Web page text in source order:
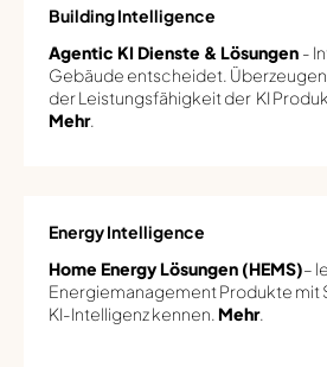
Building Intelligence
Agentic KI Dienste & Lösungen -
Gebäude entscheidet. Überzeugen
der Leistungsfähigkeit der KI
Mehr.
Energy Intelligence
Home Energy Lösungen (HEMS)–
Energiemanagement Produkte mit
KI-Intelligenz kennen. Mehr.